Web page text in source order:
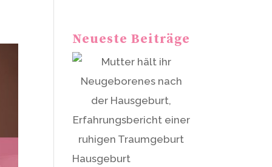
Neueste Beiträge
Hausgeburt